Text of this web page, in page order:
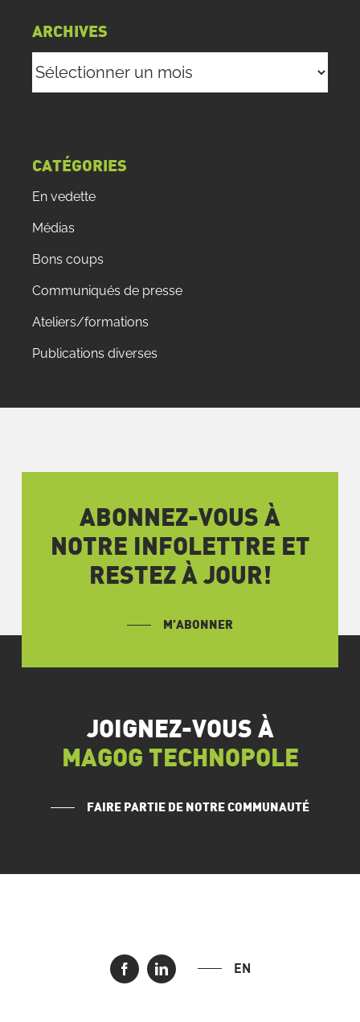
ARCHIVES
CATÉGORIES
En vedette
Médias
Bons coups
Communiqués de presse
Ateliers/formations
Publications diverses
ABONNEZ-VOUS À
NOTRE INFOLETTRE ET
RESTEZ À JOUR!
M’ABONNER
JOIGNEZ-VOUS À
MAGOG TECHNOPOLE
FAIRE PARTIE DE NOTRE COMMUNAUTÉ
EN